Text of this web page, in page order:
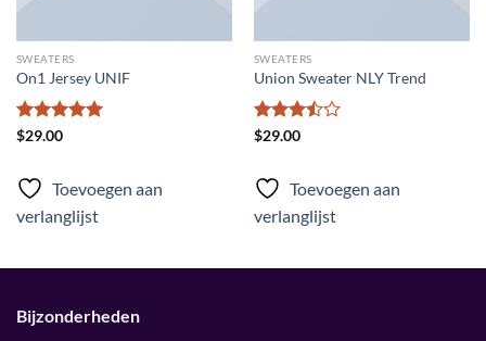
SWEATERS
On1 Jersey UNIF
Gewaardeerd
$29.00
Toevoegen aan
verlanglijst
SWEATERS
Union Sweater NLY Trend
Gewaardeerd
$29.00
Toevoegen aan
verlanglijst
Bijzonderheden